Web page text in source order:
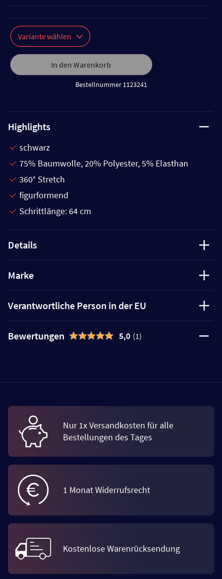
Variante wählen
In den Warenkorb
Bestellnummer 1123241
Highlights
schwarz
75% Baumwolle, 20% Polyester, 5% Elasthan
360° Stretch
figurformend
Schrittlänge: 64 cm
Details
Marke
Verantwortliche Person in der EU
Bewertungen 5,0 (1)
Nur 1x Versandkosten für alle
Bestellungen des Tages
1 Monat Widerrufsrecht
Kostenlose Warenrücksendung